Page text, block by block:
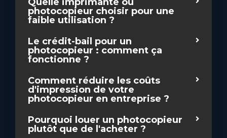
photocopieur choisir pour une
faible utilisation ?
Le crédit-bail pour un
photocopieur : comment ça
fonctionne ?
Comment réduire les coûts
d'impression de votre
photocopieur en entreprise ?
Pourquoi louer un photocopieur
plutôt que de l'acheter ?